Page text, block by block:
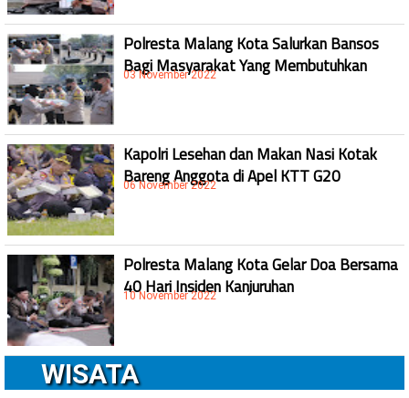
Polresta Malang Kota Salurkan Bansos
Bagi Masyarakat Yang Membutuhkan
03 November 2022
Kapolri Lesehan dan Makan Nasi Kotak
Bareng Anggota di Apel KTT G20
06 November 2022
Polresta Malang Kota Gelar Doa Bersama
40 Hari Insiden Kanjuruhan
10 November 2022
WISATA